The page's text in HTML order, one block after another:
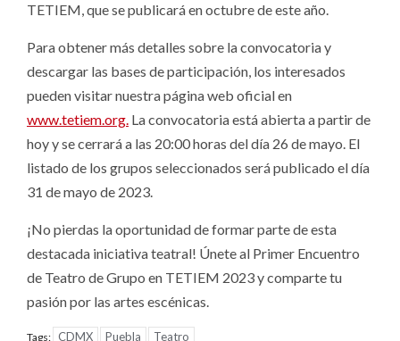
TETIEM, que se publicará en octubre de este año.
Para obtener más detalles sobre la convocatoria y
descargar las bases de participación, los interesados
pueden visitar nuestra página web oficial en
www.tetiem.org. La convocatoria está abierta a partir de
hoy y se cerrará a las 20:00 horas del día 26 de mayo. El
listado de los grupos seleccionados será publicado el día
31 de mayo de 2023.
¡No pierdas la oportunidad de formar parte de esta
destacada iniciativa teatral! Únete al Primer Encuentro
de Teatro de Grupo en TETIEM 2023 y comparte tu
pasión por las artes escénicas.
Tags: CDMX Puebla Teatro